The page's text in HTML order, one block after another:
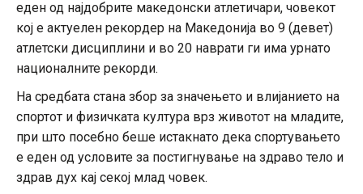
еден од најдобрите македонски атлетичари, човекот
кој е актуелен рекордер на Македонија во 9 (девет)
атлетски дисциплини и во 20 наврати ги има урнато
националните рекорди.
На средбата стана збор за значењето и влијанието на
спортот и физичката култура врз животот на младите,
при што посебно беше истакнато дека спортувањето
е еден од условите за постигнување на здраво тело и
здрав дух кај секој млад човек.